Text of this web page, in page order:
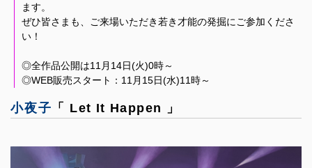
ます。
ぜひ皆さまも、ご来場いただき若き才能の発掘にご参加くださ
い！
◎全作品公開は11月14日(火)0時～
◎WEB販売スタート：11月15日(水)11時～
小夜子 「 Let It Happen 」